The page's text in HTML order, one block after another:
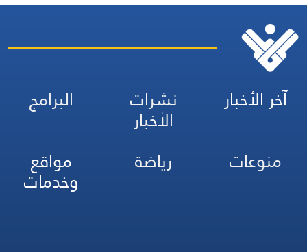
آخر الأخبار نشرات
الأخبار
البرامج
منوعات
رياضة مواقع
وخدمات